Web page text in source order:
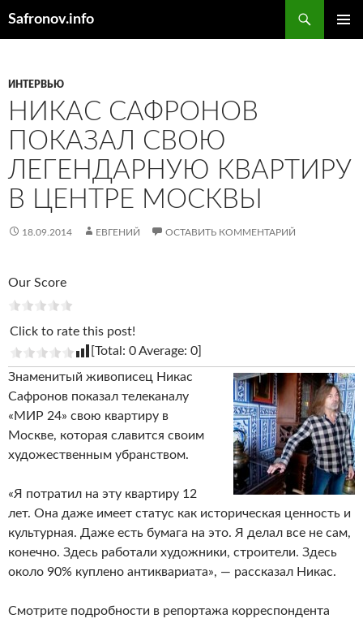
Safronov.info
ИНТЕРВЬЮ
НИКАС САФРОНОВ
ПОКАЗАЛ СВОЮ
ЛЕГЕНДАРНУЮ КВАРТИРУ
В ЦЕНТРЕ МОСКВЫ
18.09.2014 ЕВГЕНИЙ ОСТАВИТЬ КОММЕНТАРИЙ
Our Score
Click to rate this post!
[Total: 0Average: 0]
Знаменитый живописец Никас
Сафронов показал телеканалу
«МИР 24» свою квартиру в
Москве, которая славится своим
художественным убранством.
«Я потратил на эту квартиру 12
лет. Она даже имеет статус как историческая ценность и
культурная. Даже есть бумага на это. Я делал все не сам,
конечно. Здесь работали художники, строители. Здесь
около 90% куплено антиквариата», — рассказал Никас.
Смотрите подробности в репортажа корреспондента